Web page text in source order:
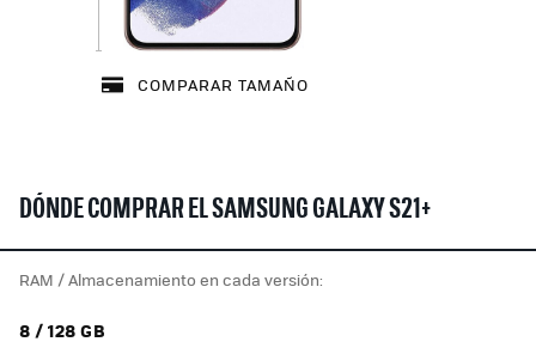
COMPARAR TAMAÑO
DÓNDE COMPRAR EL SAMSUNG GALAXY S21+
RAM / Almacenamiento en cada versión:
8 / 128 GB